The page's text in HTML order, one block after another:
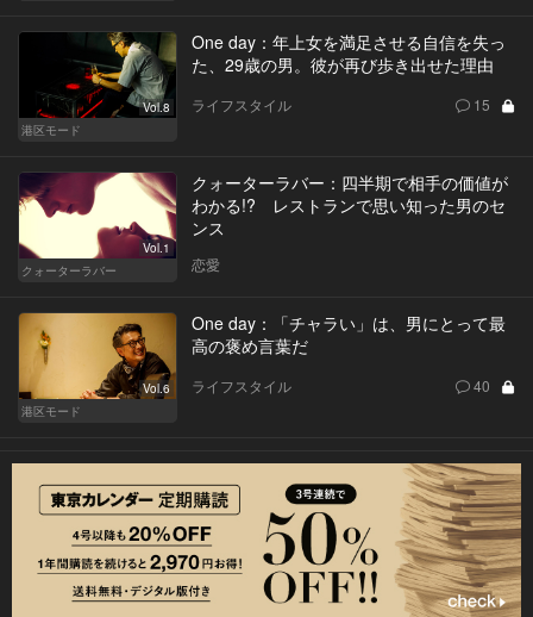
Vol.8
港区モード
One day：年上女を満足させる自信を失っ
た、29歳の男。彼が再び歩き出せた理由
ライフスタイル 15
Vol.1
クォーターラバー
クォーターラバー：四半期で相手の価値が
わかる!? レストランで思い知った男のセ
ンス
恋愛
Vol.6
港区モード
One day：「チャラい」は、男にとって最
高の褒め言葉だ
ライフスタイル 40